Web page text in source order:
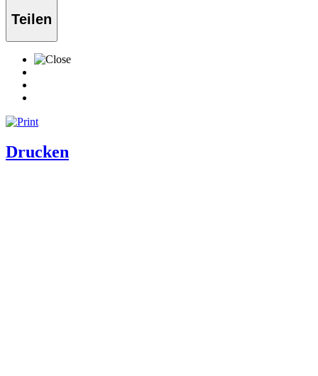
Teilen
Drucken